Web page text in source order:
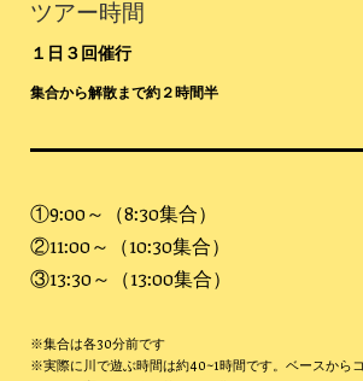
ツアー時間
１日３回催行
集合から解散まで約２時間半
①9:00～（8:30集合）
②11:00～（10:30集合）
③13:30～（13:00集合）
※集合は各30分前です
※実際に川で遊ぶ時間は約40~1時間です。ベースから